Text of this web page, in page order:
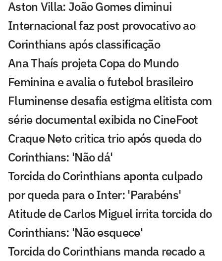
Aston Villa: João Gomes diminui
Internacional faz post provocativo ao
Corinthians após classificação
Ana Thaís projeta Copa do Mundo
Feminina e avalia o futebol brasileiro
Fluminense desafia estigma elitista com
série documental exibida no CineFoot
Craque Neto critica trio após queda do
Corinthians: 'Não dá'
Torcida do Corinthians aponta culpado
por queda para o Inter: 'Parabéns'
Atitude de Carlos Miguel irrita torcida do
Corinthians: 'Não esquece'
Torcida do Corinthians manda recado a